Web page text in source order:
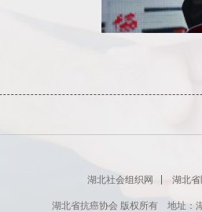
湖北社会组织网 湖北
湖北省抗癌协会 版权所有 地址：